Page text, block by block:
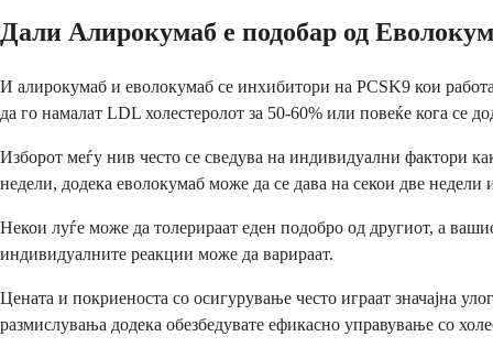
Дали Алирокумаб е подобар од
И алирокумаб и еволокумаб се инхибитори на PCSK9 кои
да го намалат LDL холестеролот за 50-60% или повеќе кога се
Изборот меѓу нив често се сведува на индивидуални фактори
недели, додека еволокумаб може да се дава на секои две недели
Некои луѓе може да толерираат еден подобро од другиот, а
индивидуалните реакции може да варираат.
Цената и покриеноста со осигурување често играат значајна
размислувања додека обезбедувате ефикасно управување со